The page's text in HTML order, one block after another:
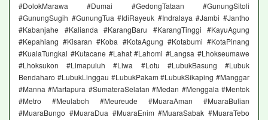
#DolokMarawa #Dumai #GedongTataan #GunungSitoli
#GunungSugih #GunungTua #IdiRayeuk #Indralaya #Jambi #Jantho
#Kabanjahe #Kalianda #KarangBaru #KarangTinggi #KayuAgung
#Kepahiang #Kisaran #Koba #KotaAgung #Kotabumi #KotaPinang
#KualaTungkal #Kutacane #Lahat #Lahomi #Langsa #Lhokseumawe
#Lhoksukon #Limapuluh #Liwa #Lotu #LubukBasung #Lubuk
Bendaharo #LubukLinggau #LubukPakam #LubukSikaping #Manggar
#Manna #Martapura #SumateraSelatan #Medan #Menggala #Mentok
#Metro #Meulaboh #Meureude #MuaraAman #MuaraBulian
#MuaraBungo #MuaraDua #MuaraEnim #MuaraSabak #MuaraTebo